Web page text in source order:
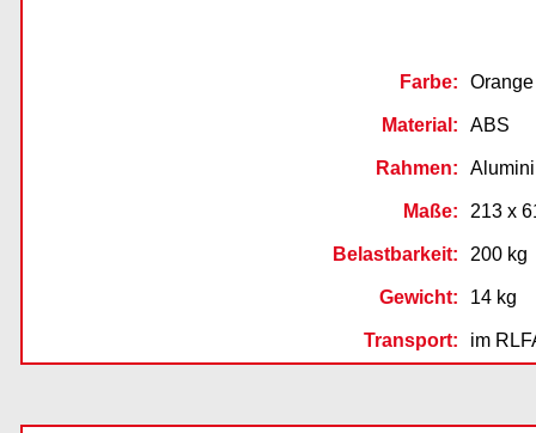
Farbe:
Material:
Rahmen:
Maße:
Belastbarkeit:
Gewicht:
Transport:
Orange
ABS
213 x
200 kg
14 kg
im